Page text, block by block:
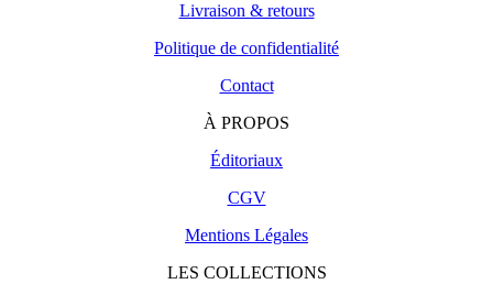
Livraison & retours
Politique de confidentialité
Contact
À PROPOS
Éditoriaux
CGV
Mentions Légales
LES COLLECTIONS